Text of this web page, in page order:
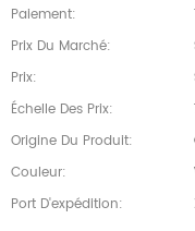
Paiement:
Prix Du Marché:
Prix:
Échelle Des Prix:
Origine Du Produit:
Couleur:
Port D'expédition: